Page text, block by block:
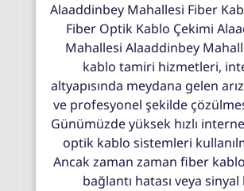
Alaaddinbey Mahallesi Fiber
Fiber Optik Kablo Çekimi
Mahallesi Alaaddinbey
kablo tamiri hizmetleri,
altyapısında meydana gelen
ve profesyonel şekilde
Günümüzde yüksek hızlı
optik kablo sistemleri
Ancak zaman zaman fiber
bağlantı hatası veya sinyal